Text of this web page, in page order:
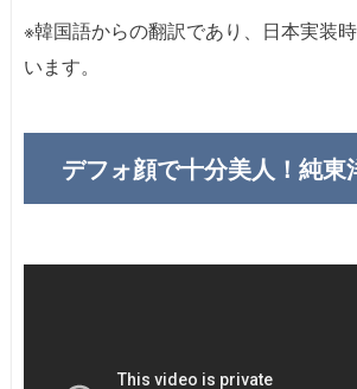
※韓国語からの翻訳であり、日本実装
います。
デフォ顔で十分美人！純東